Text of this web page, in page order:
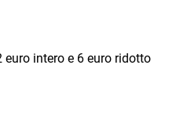
intero e 6 euro ridotto